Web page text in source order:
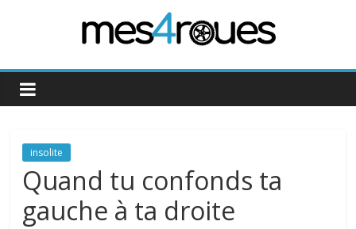
Mes4Roues
insolite
Quand tu confonds ta
gauche à ta droite